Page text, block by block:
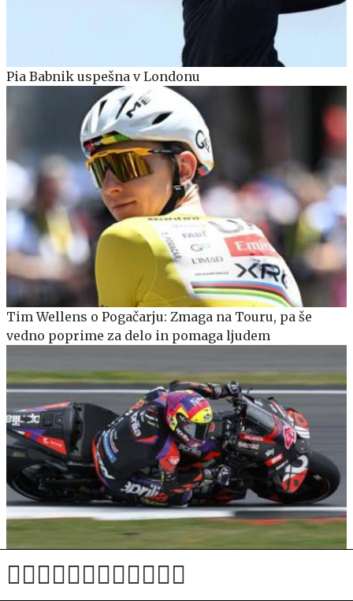
Pia Babnik uspešna v Londonu
Tim Wellens o Pogačarju: Zmaga na Touru, pa še
vedno poprime za delo in pomaga ljudem